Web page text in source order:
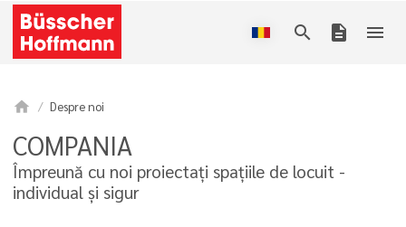
search description menu
home Despre noi
COMPANIA
Împreună cu noi proiectați spațiile de locuit -
individual și sigur